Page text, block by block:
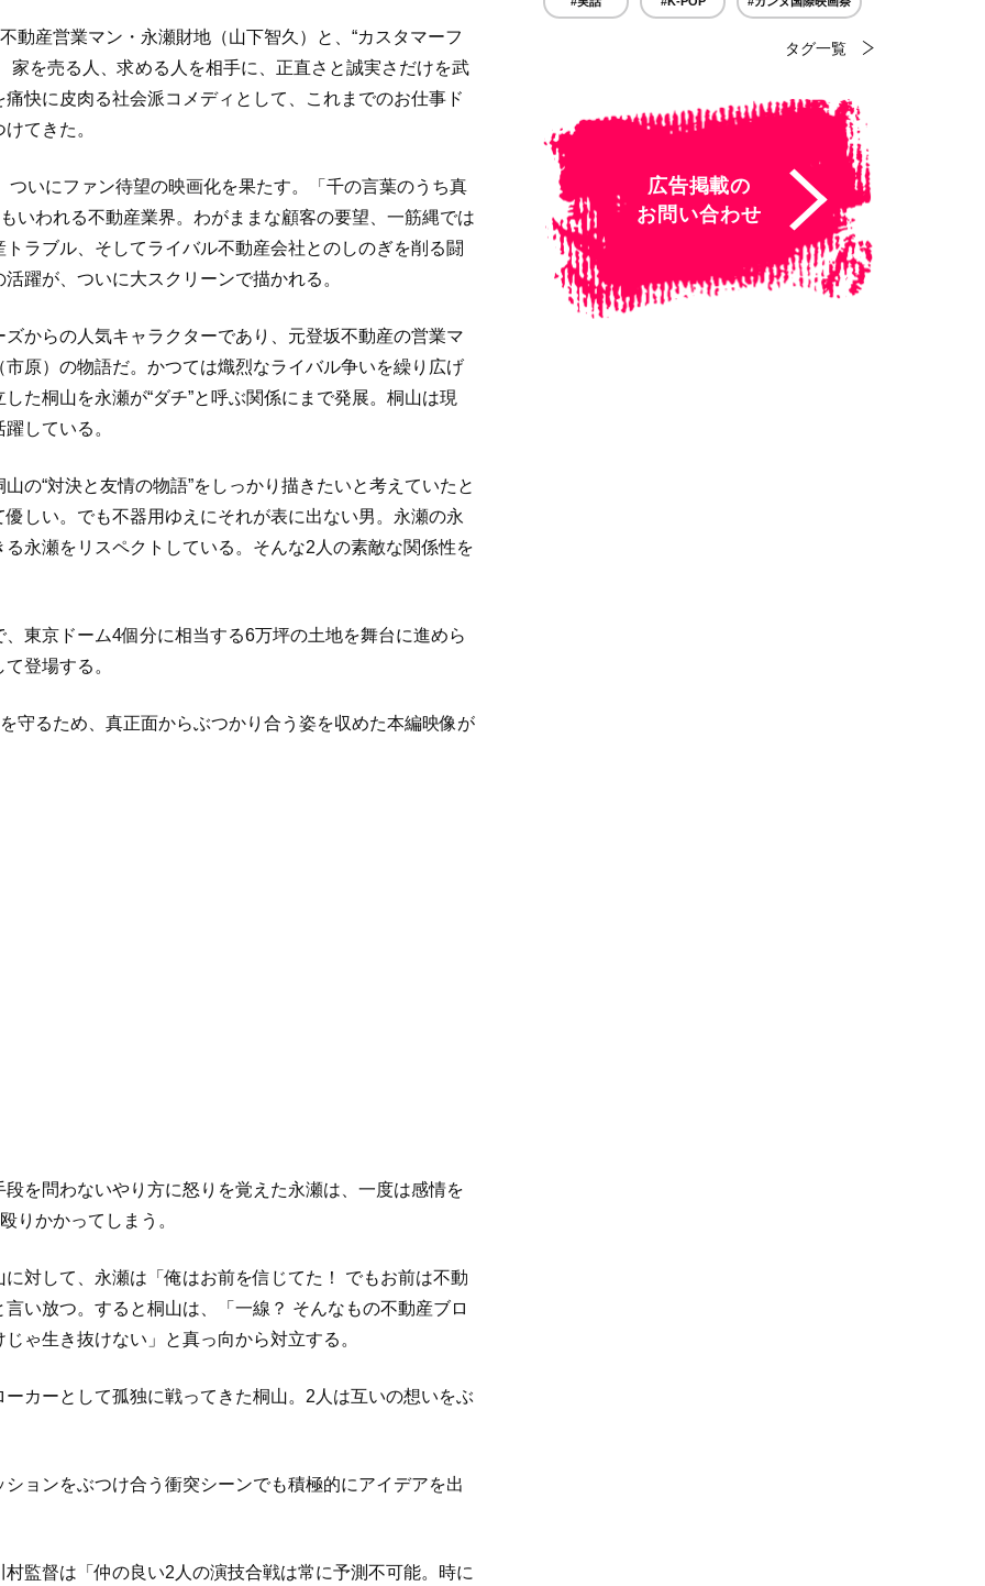
動産営業マン・永瀬財地（山下智久）と、“カスタマーフ
家を売る人、求める人を相手に、正直さと誠実さだけを武
快に皮肉る社会派コメディとして、これまでのお仕事ド
てきた。
ついにファン待望の映画化を果たす。「千の言葉のうち真
いわれる不動産業界。わがままな顧客の要望、一筋縄では
ラブル、そしてライバル不動産会社とのしのぎを削る闘
躍が、ついに大スクリーンで描かれる。
からの人気キャラクターであり、元登坂不動産の営業マ
原）の物語だ。かつては熾烈なライバル争いを繰り広げ
た桐山を永瀬が“ダチ”と呼ぶ関係にまで発展。桐山は現
している。
の“対決と友情の物語”をしっかり描きたいと考えていたと
しい。でも不器用ゆえにそれが表に出ない男。永瀬の永
永瀬をリスペクトしている。そんな2人の素敵な関係性を
東京ドーム4個分に相当する6万坪の土地を舞台に進めら
登場する。
守るため、真正面からぶつかり合う姿を収めた本編映像が
を問わないやり方に怒りを覚えた永瀬は、一度は感情を
りかかってしまう。
対して、永瀬は「俺はお前を信じてた！ でもお前は不動
い放つ。すると桐山は、「一線？ そんなもの不動産ブロ
ゃ生き抜けない」と真っ向から対立する。
カーとして孤独に戦ってきた桐山。2人は互いの想いをぶ
ョンをぶつけ合う衝突シーンでも積極的にアイデアを出
監督は「仲の良い2人の演技合戦は常に予測不可能。時に
タグ一覧
広告掲載の
お問い合わせ